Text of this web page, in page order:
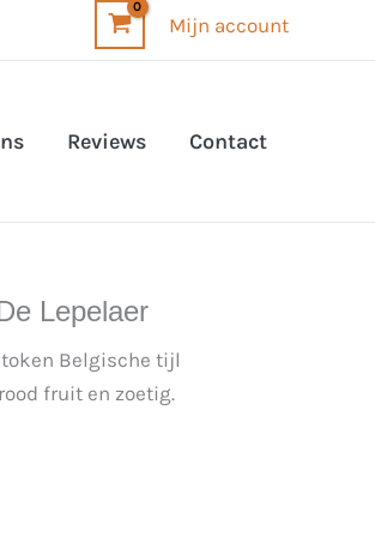
Mijn account
Reviews Contact
Lepelaer
Belgische tijl
fruit en zoetig.